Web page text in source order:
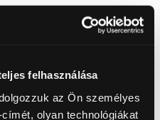
felhasználása
az Ön személyes
olyan technológiákat